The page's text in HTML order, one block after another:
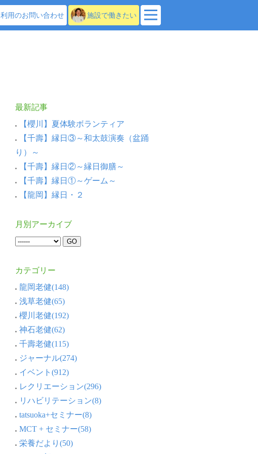
利用のお問い合わせ 施設で働きたい
最新記事
【櫻川】夏体験ボランティア
【千壽】縁日③～和太鼓演奏（盆踊
り）～
【千壽】縁日②～縁日御膳～
【千壽】縁日①～ゲーム～
【龍岡】縁日・２
月別アーカイブ
カテゴリー
龍岡老健(148)
浅草老健(65)
櫻川老健(192)
神石老健(62)
千壽老健(115)
ジャーナル(274)
イベント(912)
レクリエーション(296)
リハビリテーション(8)
tatsuoka+セミナー(8)
MCT + セミナー(58)
栄養だより(50)